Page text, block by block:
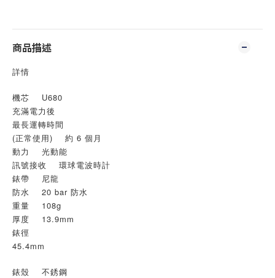
商品描述
詳情
機芯 U680
充滿電力後
最長運轉時間
(正常使用) 約 6 個月
動力 光動能
訊號接收 環球電波時計
錶帶 尼龍
防水 20 bar 防水
重量 108g
厚度 13.9mm
錶徑
45.4mm
錶殼 不銹鋼